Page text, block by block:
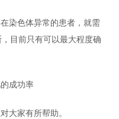
染色体异常的患者，就需
目前只有可以最大程度确
成功率
大家有所帮助。